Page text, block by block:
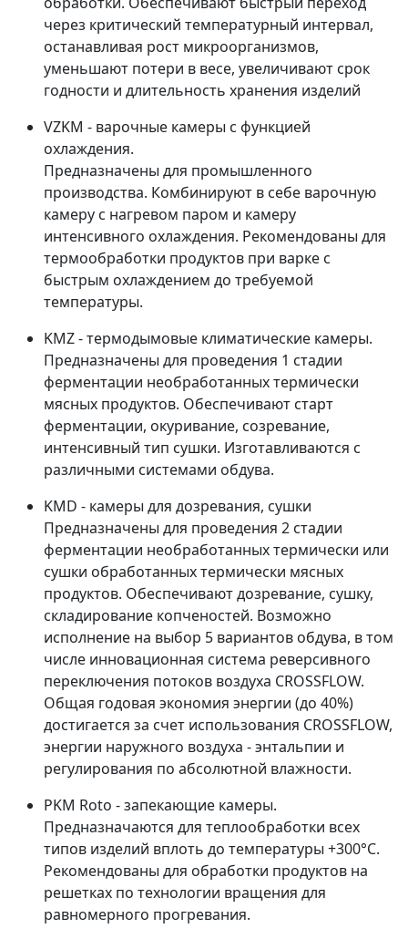
через критический температурный интервал,
останавливая рост микроорганизмов,
уменьшают потери в весе, увеличивают срок
годности и длительность хранения изделий
VZKM - варочные камеры с функцией
охлаждения.
Предназначены для промышленного
производства. Комбинируют в себе варочную
камеру с нагревом паром и камеру
интенсивного охлаждения. Рекомендованы для
термообработки продуктов при варке с
быстрым охлаждением до требуемой
температуры.
KMZ - термодымовые климатические камеры.
Предназначены для проведения 1 стадии
ферментации необработанных термически
мясных продуктов. Обеспечивают старт
ферментации, окуривание, созревание,
интенсивный тип сушки. Изготавливаются с
различными системами обдува.
KMD - камеры для дозревания, сушки
Предназначены для проведения 2 стадии
ферментации необработанных термически или
сушки обработанных термически мясных
продуктов. Обеспечивают дозревание, сушку,
складирование копченостей. Возможно
исполнение на выбор 5 вариантов обдува, в том
числе инновационная система реверсивного
переключения потоков воздуха CROSSFLOW.
Общая годовая экономия энергии (до 40%)
достигается за счет использования CROSSFLOW,
энергии наружного воздуха - энтальпии и
регулирования по абсолютной влажности.
PKM Roto - запекающие камеры.
Предназначаются для теплообработки всех
типов изделий вплоть до температуры +300°C.
Рекомендованы для обработки продуктов на
решетках по технологии вращения для
равномерного прогревания.